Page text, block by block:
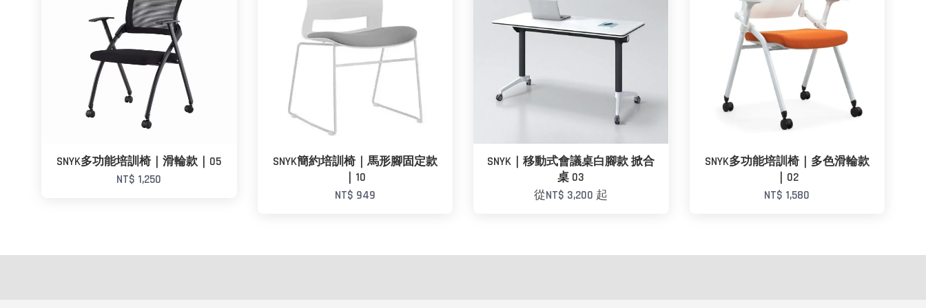
SNYK多功能培訓椅｜滑輪款｜05
NT$ 1,250
SNYK簡約培訓椅｜馬形腳固定款
｜10
NT$ 949
SNYK｜移動式會議桌白腳款 掀合
桌 03
從NT$ 3,200 起
SNYK多功能培訓椅｜多色滑輪款
｜02
NT$ 1,580